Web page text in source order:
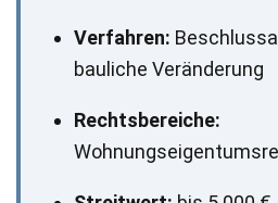
Verfahren:
bauliche Veränderung
Rechtsbereiche: